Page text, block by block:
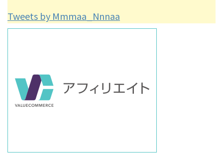
Tweets by Mmmaa_Nnnaa